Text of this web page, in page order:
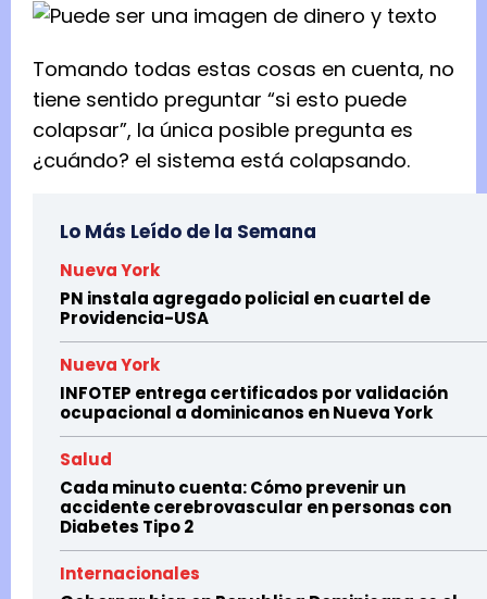
Tomando todas estas cosas en cuenta, no
tiene sentido preguntar “si esto puede
colapsar”, la única posible pregunta es
¿cuándo? el sistema está colapsando.
Lo Más Leído de la Semana
Nueva York
PN instala agregado policial en cuartel de
Providencia-USA
Nueva York
INFOTEP entrega certificados por validación
ocupacional a dominicanos en Nueva York
Salud
Cada minuto cuenta: Cómo prevenir un
accidente cerebrovascular en personas con
Diabetes Tipo 2
Internacionales